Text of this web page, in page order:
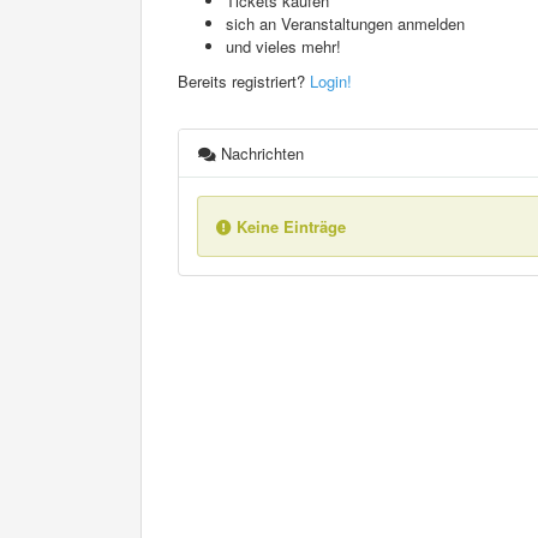
sich an Veranstaltungen anmelden
und vieles mehr!
Bereits registriert? Login!
Nachrichten
Keine Einträge